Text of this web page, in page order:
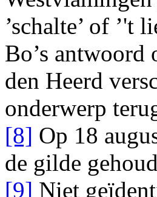
’schalte’ of ’'t
Bo’s antwoord
den Heerd
onderwerp
[8] Op 18
de gilde
[9] Niet